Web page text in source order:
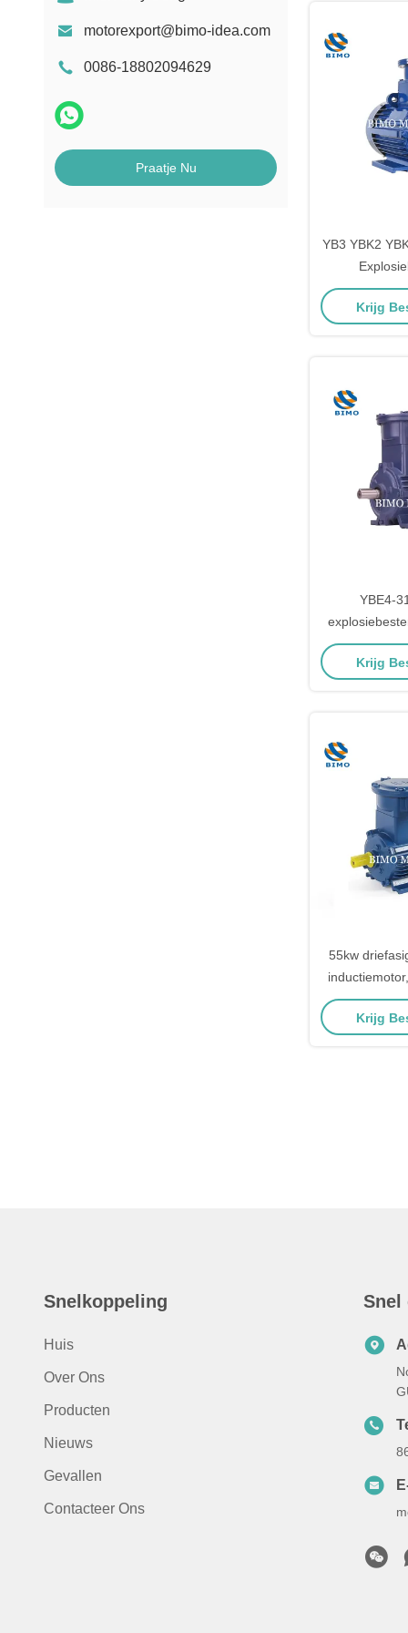
motorexport@bimo-idea.com
0086-18802094629
Praatje Nu
YB3 YBK2
Krijg
YBE4-
fase 2 pool
Krijg
55kw
Krijg
Snelkoppeling
Huis
Over Ons
Producten
Nieuws
Gevallen
Contacteer Ons
Snel